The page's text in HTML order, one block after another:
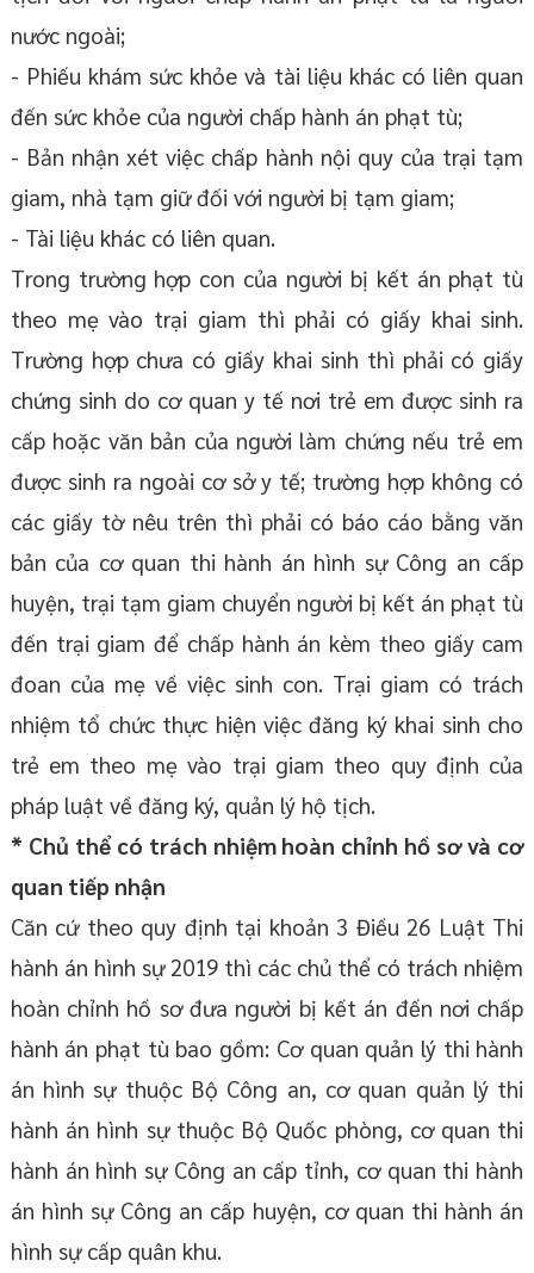
nước ngoài;
- Phiếu khám sức khỏe và tài liệu khác có liên quan
đến sức khỏe của người chấp hành án phạt tù;
- Bản nhận xét việc chấp hành nội quy của trại tạm
giam, nhà tạm giữ đối với người bị tạm giam;
- Tài liệu khác có liên quan.
Trong trường hợp con của người bị kết án phạt tù
theo mẹ vào trại giam thì phải có giấy khai sinh.
Trường hợp chưa có giấy khai sinh thì phải có giấy
chứng sinh do cơ quan y tế nơi trẻ em được sinh ra
cấp hoặc văn bản của người làm chứng nếu trẻ em
được sinh ra ngoài cơ sở y tế; trường hợp không có
các giấy tờ nêu trên thì phải có báo cáo bằng văn
bản của cơ quan thi hành án hình sự Công an cấp
huyện, trại tạm giam chuyển người bị kết án phạt tù
đến trại giam để chấp hành án kèm theo giấy cam
đoan của mẹ về việc sinh con. Trại giam có trách
nhiệm tổ chức thực hiện việc đăng ký khai sinh cho
trẻ em theo mẹ vào trại giam theo quy định của
pháp luật về đăng ký, quản lý hộ tịch.
* Chủ thể có trách nhiệm hoàn chỉnh hồ sơ và cơ
quan tiếp nhận
Căn cứ theo quy định tại khoản 3 Điều 26 Luật Thi
hành án hình sự 2019 thì các chủ thể có trách nhiệm
hoàn chỉnh hồ sơ đưa người bị kết án đến nơi chấp
hành án phạt tù bao gồm: Cơ quan quản lý thi hành
án hình sự thuộc Bộ Công an, cơ quan quản lý thi
hành án hình sự thuộc Bộ Quốc phòng, cơ quan thi
hành án hình sự Công an cấp tỉnh, cơ quan thi hành
án hình sự Công an cấp huyện, cơ quan thi hành án
hình sự cấp quân khu.